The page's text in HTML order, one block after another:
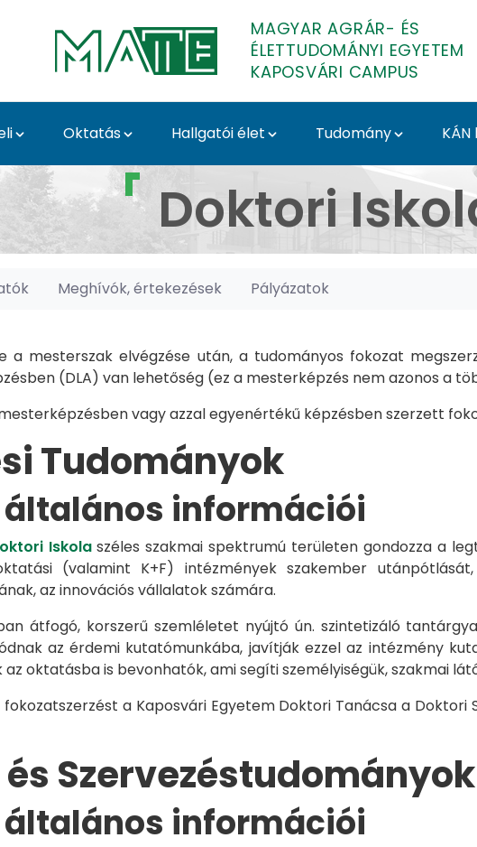
MAGYAR AGRÁR- ÉS
ÉLETTUDOMÁNYI EGYETEM
KAPOSVÁRI CAMPUS
Oktatás Hallgatói élet Tudomány
- Kaposvári Campus
Doktori
Meghívók, értekezések Pályázatok
mesterszak elvégzése után, a tudományos fokozat
(DLA) van lehetőség (ez a mesterképzés nem azonos a
vagy azzal egyenértékű képzésben szerzett
Tudományok
információi
Iskolaszéles szakmai spektrumú területen gondozza a
(valamint K+F) intézmények szakember
az innovációs vállalatok számára.
átfogó, korszerű szemléletet nyújtó ún. szintetizáló
az érdemi kutatómunkába, javítják ezzel az intézmény
az oktatásba is bevonhatók, ami segíti személyiségük, szakmai
a Kaposvári Egyetem Doktori Tanácsa a
Szervezéstudományok
információi